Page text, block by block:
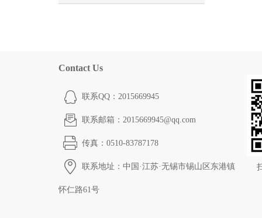
Contact Us
联系QQ：2015669945
联系邮箱：2015669945@qq.com
传真：0510-83787178
联系地址：中国·江苏·无锡市锡山区东港镇
怀仁路61号